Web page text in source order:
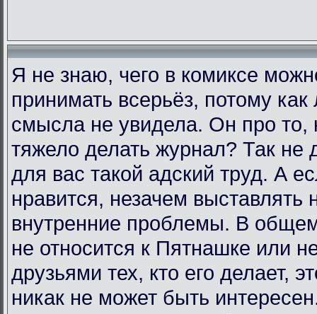
Я не знаю, чего в комиксе
принимать всерьёз, потому
смысла не увидела. Он про то,
тяжело делать журнал? Так не
для вас такой адский труд. А
нравится, незачем выставлять
внутренние проблемы. В
не относится к Пятнашке или
друзьями тех, кто его делает,
никак не может быть